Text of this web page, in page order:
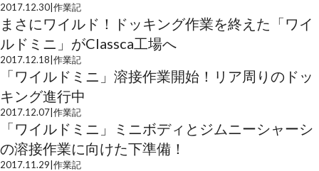
2017.12.30 作業記
まさにワイルド！ドッキング作業を終えた「ワイ
ルドミニ」がClassca工場へ
2017.12.18 作業記
「ワイルドミニ」溶接作業開始！リア周りのドッ
キング進行中
2017.12.07 作業記
「ワイルドミニ」ミニボディとジムニーシャーシ
の溶接作業に向けた下準備！
2017.11.29 作業記